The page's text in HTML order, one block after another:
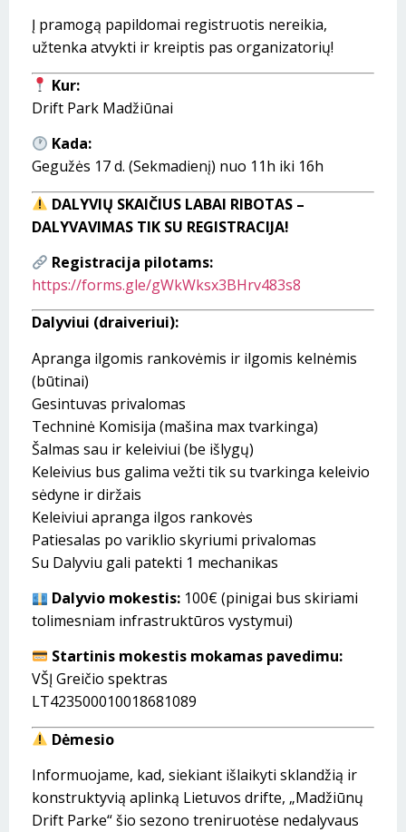
Į pramogą papildomai registruotis nereikia,
užtenka atvykti ir kreiptis pas organizatorių!
Kur:
Drift Park Madžiūnai
Kada:
Gegužės 17 d. (Sekmadienį) nuo 11h iki 16h
DALYVIŲ SKAIČIUS LABAI RIBOTAS –
DALYVAVIMAS TIK SU REGISTRACIJA!
Registracija pilotams:
https://forms.gle/gWkWksx3BHrv483s8
Dalyviui (draiveriui):
Apranga ilgomis rankovėmis ir ilgomis kelnėmis
(būtinai)
Gesintuvas privalomas
Techninė Komisija (mašina max tvarkinga)
Šalmas sau ir keleiviui (be išlygų)
Keleivius bus galima vežti tik su tvarkinga keleivio
sėdyne ir diržais
Keleiviui apranga ilgos rankovės
Patiesalas po variklio skyriumi privalomas
Su Dalyviu gali patekti 1 mechanikas
Dalyvio mokestis: 100€ (pinigai bus skiriami
tolimesniam infrastruktūros vystymui)
Startinis mokestis mokamas pavedimu:
VŠĮ Greičio spektras
LT423500010018681089
Dėmesio
Informuojame, kad, siekiant išlaikyti sklandžią ir
konstruktyvią aplinką Lietuvos drifte, „Madžiūnų
Drift Parke“ šio sezono treniruotėse nedalyvaus